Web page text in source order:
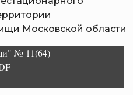
Московской области
№ 11(64)